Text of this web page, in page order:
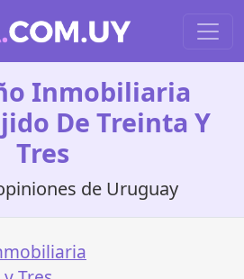
Inmobiliaria
De Treinta Y
Tres
de Uruguay